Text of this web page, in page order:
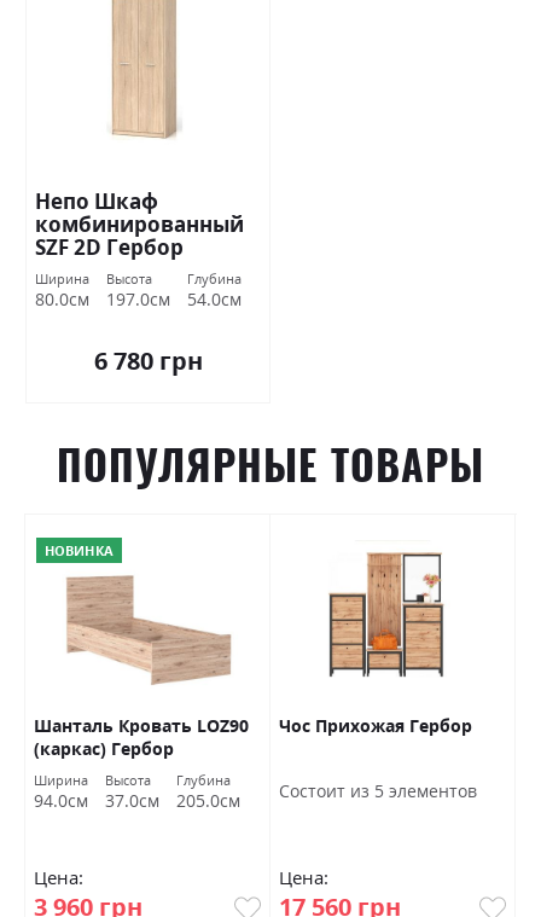
Непо Шкаф
комбинированный
SZF 2D Гербор
Ширина
80.0см
Высота
197.0см
Глубина
54.0см
6 780 грн
ПОПУЛЯРНЫЕ ТОВАРЫ
НОВИНКА
Шанталь Кровать LOZ90
(каркас) Гербор
Ширина
94.0см
Высота
37.0см
Глубина
205.0см
Цена:
3 960 грн
Чос Прихожая Гербор
Состоит из 5 элементов
Цена:
17 560 грн